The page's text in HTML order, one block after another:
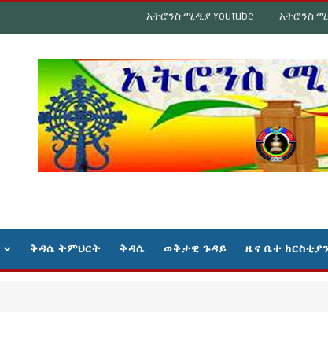
አትሮንስ ሚዲያ Youtube አትሮንስ
ቅዳሴ ትምህርት ቅዳሴ ወቅታዊ ጉዳይ ዜና ቤተ ክርስቲያን